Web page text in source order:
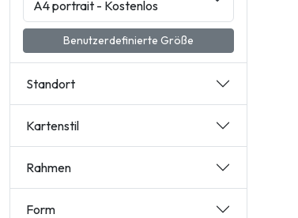
Benutzerdefinierte Größe
Standort
Kartenstil
Rahmen
Form